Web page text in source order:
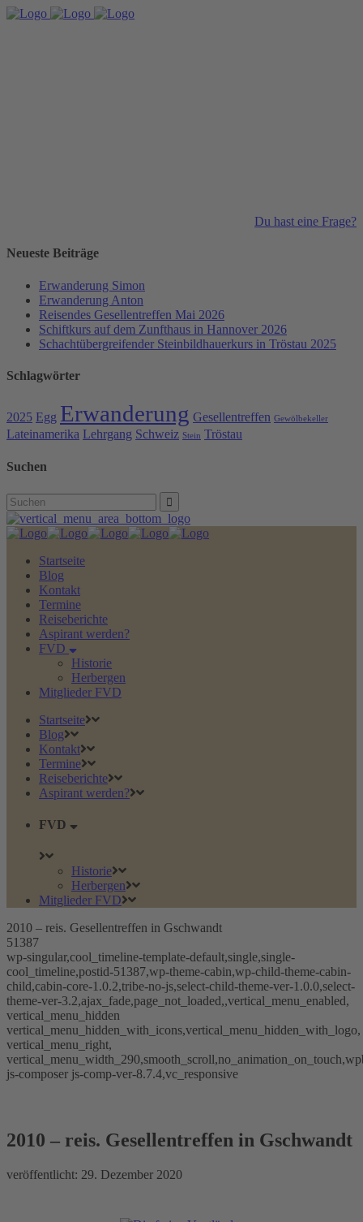
Du hast eine Frage?
Neueste Beiträge
Erwanderung Simon
Erwanderung Anton
Reisendes Gesellentreffen Mai 2026
Schiftkurs auf dem Zunfthaus in Hannover 2026
Schachtübergreifender Steinbildhauerkurs in Tröstau 2025
Schlagwörter
2025 Egg Erwanderung Gesellentreffen Gewölbekeller
Lateinamerika Lehrgang Schweiz Stein Tröstau
Suchen
Search
for:
Startseite
Blog
Kontakt
Termine
Reiseberichte
Aspirant werden?
FVD
Historie
Herbergen
Mitglieder FVD
Startseite
Blog
Kontakt
Termine
Reiseberichte
Aspirant werden?
FVD
Historie
Herbergen
Mitglieder FVD
2010 – reis. Gesellentreffen in Gschwandt
51387
wp-singular,cool_timeline-template-default,single,single-
cool_timeline,postid-51387,wp-theme-cabin,wp-child-theme-cabin-
child,cabin-core-1.0.2,tribe-no-js,select-child-theme-ver-1.0.0,select-
theme-ver-3.2,ajax_fade,page_not_loaded,,vertical_menu_enabled,
vertical_menu_hidden
vertical_menu_hidden_with_icons,vertical_menu_hidden_with_logo,
vertical_menu_right,
js-composer js-comp-ver-8.7.4,vc_responsive
Gschwandt
2010 – reis. Gesellentreffen in Gschwandt
veröffentlicht: 29. Dezember 2020